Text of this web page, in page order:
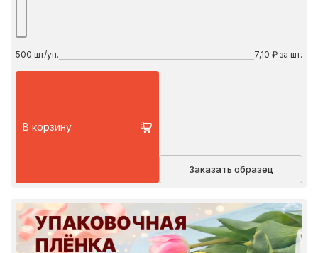
500 шт/уп. 7,10 ₽ за шт.
В корзину
Заказать образец